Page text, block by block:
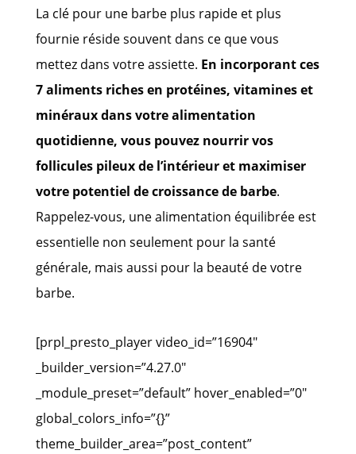
La clé pour une barbe plus rapide et plus
fournie réside souvent dans ce que vous
mettez dans votre assiette. En incorporant ces
7 aliments riches en protéines, vitamines et
minéraux dans votre alimentation
quotidienne, vous pouvez nourrir vos
follicules pileux de l’intérieur et maximiser
votre potentiel de croissance de barbe.
Rappelez-vous, une alimentation équilibrée est
essentielle non seulement pour la santé
générale, mais aussi pour la beauté de votre
barbe.
[prpl_presto_player video_id=”16904″
_builder_version=”4.27.0″
_module_preset=”default” hover_enabled=”0″
global_colors_info=”{}”
theme_builder_area=”post_content”